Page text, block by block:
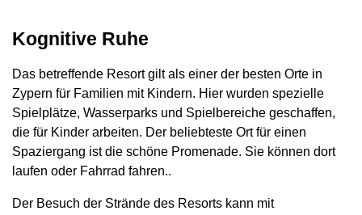
Kognitive Ruhe
Das betreffende Resort gilt als einer der besten Orte in
Zypern für Familien mit Kindern. Hier wurden spezielle
Spielplätze, Wasserparks und Spielbereiche geschaffen,
die für Kinder arbeiten. Der beliebteste Ort für einen
Spaziergang ist die schöne Promenade. Sie können dort
laufen oder Fahrrad fahren..
Der Besuch der Strände des Resorts kann mit